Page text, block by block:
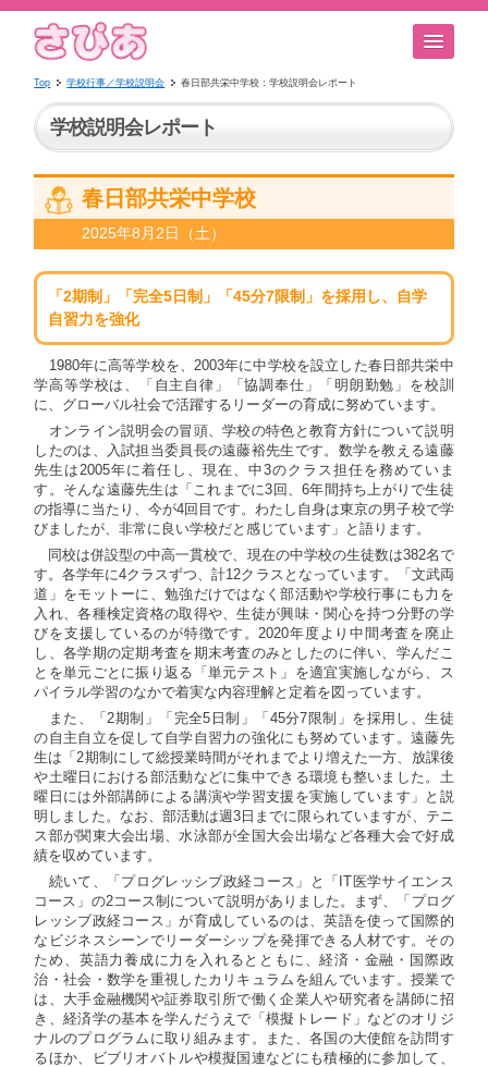
Top 学校行事／学校説明会 春日部共栄中学校：学校説明会レポート
学校説明会レポート
春日部共栄中学校
2025年8月2日（土）
「2期制」「完全5日制」「45分7限制」を採用し、自学
自習力を強化
1980年に高等学校を、2003年に中学校を設立した春日部共栄中
学高等学校は、「自主自律」「協調奉仕」「明朗勤勉」を校訓
に、グローバル社会で活躍するリーダーの育成に努めています。
オンライン説明会の冒頭、学校の特色と教育方針について説明
したのは、入試担当委員長の遠藤裕先生です。数学を教える遠藤
先生は2005年に着任し、現在、中3のクラス担任を務めていま
す。そんな遠藤先生は「これまでに3回、6年間持ち上がりで生徒
の指導に当たり、今が4回目です。わたし自身は東京の男子校で学
びましたが、非常に良い学校だと感じています」と語ります。
同校は併設型の中高一貫校で、現在の中学校の生徒数は382名で
す。各学年に4クラスずつ、計12クラスとなっています。「文武両
道」をモットーに、勉強だけではなく部活動や学校行事にも力を
入れ、各種検定資格の取得や、生徒が興味・関心を持つ分野の学
びを支援しているのが特徴です。2020年度より中間考査を廃止
し、各学期の定期考査を期末考査のみとしたのに伴い、学んだこ
とを単元ごとに振り返る「単元テスト」を適宜実施しながら、ス
パイラル学習のなかで着実な内容理解と定着を図っています。
また、「2期制」「完全5日制」「45分7限制」を採用し、生徒
の自主自立を促して自学自習力の強化にも努めています。遠藤先
生は「2期制にして総授業時間がそれまでより増えた一方、放課後
や土曜日における部活動などに集中できる環境も整いました。土
曜日には外部講師による講演や学習支援を実施しています」と説
明しました。なお、部活動は週3日までに限られていますが、テニ
ス部が関東大会出場、水泳部が全国大会出場など各種大会で好成
績を収めています。
続いて、「プログレッシブ政経コース」と「IT医学サイエンス
コース」の2コース制について説明がありました。まず、「プログ
レッシブ政経コース」が育成しているのは、英語を使って国際的
なビジネスシーンでリーダーシップを発揮できる人材です。その
ため、英語力養成に力を入れるとともに、経済・金融・国際政
治・社会・数学を重視したカリキュラムを組んでいます。授業で
は、大手金融機関や証券取引所で働く企業人や研究者を講師に招
き、経済学の基本を学んだうえで「模擬トレード」などのオリジ
ナルのプログラムに取り組みます。また、各国の大使館を訪問す
るほか、ビブリオバトルや模擬国連などにも積極的に参加して、